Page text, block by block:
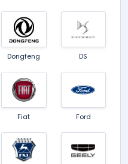
Dongfeng DS
Fiat Ford